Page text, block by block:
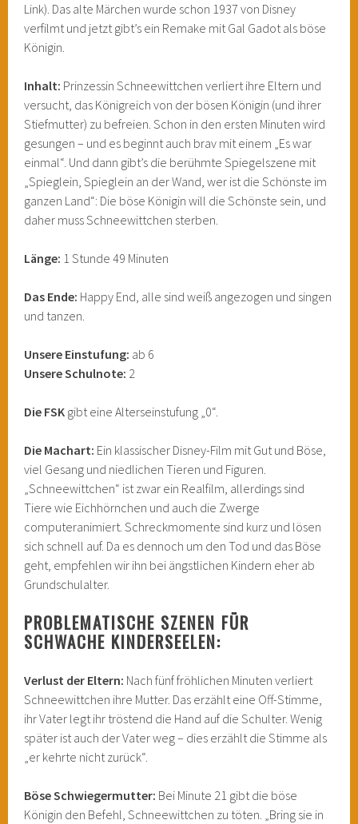
Link). Das alte Märchen wurde schon 1937 von Disney
verfilmt und jetzt gibt’s ein Remake mit Gal Gadot als böse
Königin.
Inhalt: Prinzessin Schneewittchen verliert ihre Eltern und
versucht, das Königreich von der bösen Königin (und ihrer
Stiefmutter) zu befreien. Schon in den ersten Minuten wird
gesungen – und es beginnt auch brav mit einem „Es war
einmal“. Und dann gibt’s die berühmte Spiegelszene mit
„Spieglein, Spieglein an der Wand, wer ist die Schönste im
ganzen Land“: Die böse Königin will die Schönste sein, und
daher muss Schneewittchen sterben.
Länge: 1 Stunde 49 Minuten
Das Ende: Happy End, alle sind weiß angezogen und singen
und tanzen.
Unsere Einstufung: ab 6
Unsere Schulnote: 2
Die FSK gibt eine Alterseinstufung „0“.
Die Machart: Ein klassischer Disney-Film mit Gut und Böse,
viel Gesang und niedlichen Tieren und Figuren.
„Schneewittchen“ ist zwar ein Realfilm, allerdings sind
Tiere wie Eichhörnchen und auch die Zwerge
computeranimiert. Schreckmomente sind kurz und lösen
sich schnell auf. Da es dennoch um den Tod und das Böse
geht, empfehlen wir ihn bei ängstlichen Kindern eher ab
Grundschulalter.
PROBLEMATISCHE SZENEN FÜR
SCHWACHE KINDERSEELEN:
Verlust der Eltern: Nach fünf fröhlichen Minuten verliert
Schneewittchen ihre Mutter. Das erzählt eine Off-Stimme,
ihr Vater legt ihr tröstend die Hand auf die Schulter. Wenig
später ist auch der Vater weg – dies erzählt die Stimme als
„er kehrte nicht zurück“.
Böse Schwiegermutter: Bei Minute 21 gibt die böse
Königin den Befehl, Schneewittchen zu töten. „Bring sie in